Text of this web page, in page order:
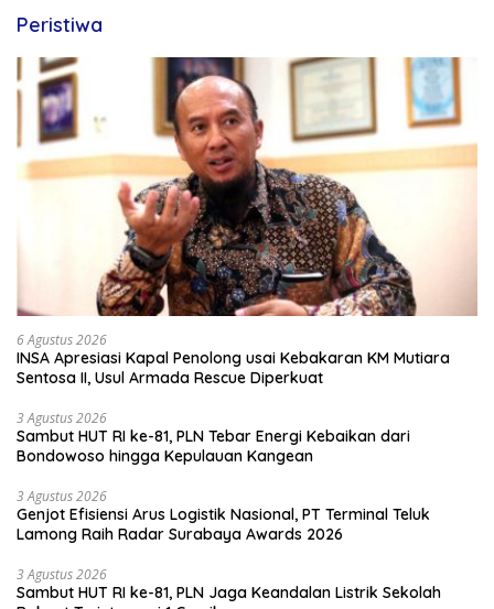
Peristiwa
6 Agustus 2026
INSA Apresiasi Kapal Penolong usai Kebakaran KM Mutiara
Sentosa II, Usul Armada Rescue Diperkuat
3 Agustus 2026
Sambut HUT RI ke-81, PLN Tebar Energi Kebaikan dari
Bondowoso hingga Kepulauan Kangean
3 Agustus 2026
Genjot Efisiensi Arus Logistik Nasional, PT Terminal Teluk
Lamong Raih Radar Surabaya Awards 2026
3 Agustus 2026
Sambut HUT RI ke-81, PLN Jaga Keandalan Listrik Sekolah